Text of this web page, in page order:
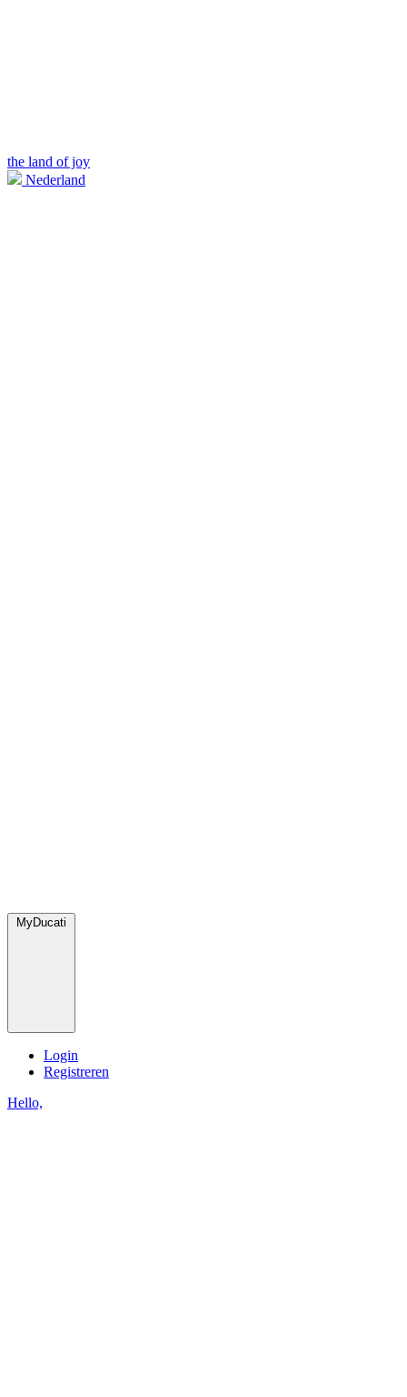
the land of joy
Nederland
MyDucati
Login
Registreren
Hello,